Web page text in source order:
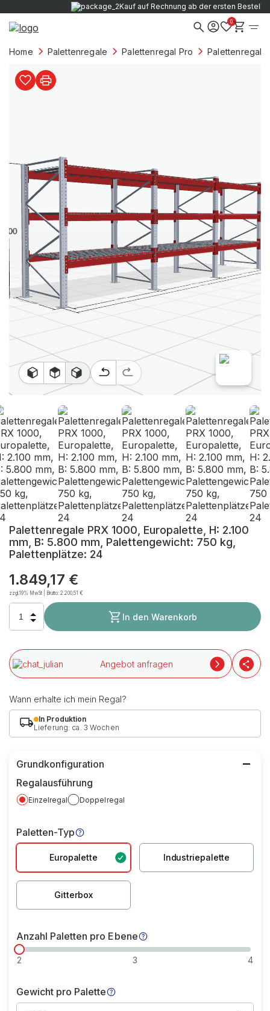
Verkauf nur an Firmenkunden
0
Home Palettenregale Palettenregal Pro Palettenregale
Palettenregale PRX 1000, Europalette, H: 2.100
mm, B: 5.800 mm, Palettengewicht: 750 kg,
Palettenplätze: 24
1.849,17 €
zzgl.19% MwSt | Brutto:2.200,51 €
In den Warenkorb
Angebot anfragen
Wann erhalte ich mein Regal?
In Produktion
Lieferung: ca. 3 Wochen
Grundkonfiguration
Regalausführung
Einzelregal Doppelregal
Paletten-Typ
Europalette Industriepalette
Gitterbox
Anzahl Paletten pro Ebene
2 3 4
Gewicht pro Palette